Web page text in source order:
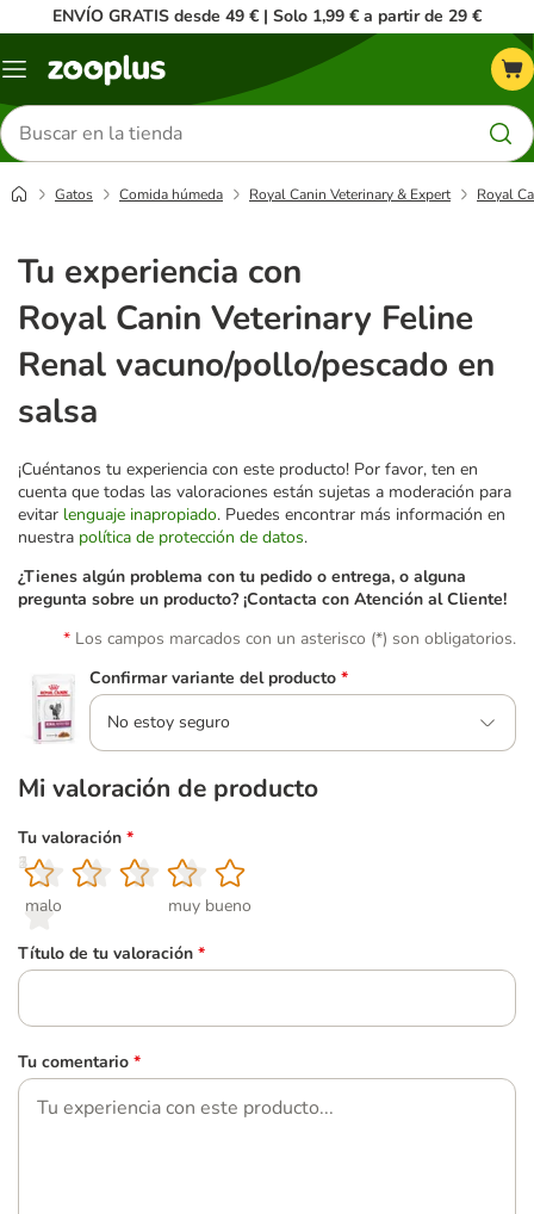
ENVÍO GRATIS desde 49 € | Solo 1,99 € a partir de 29 €
Menú
Buscar
productos
Gatos Comida húmeda Royal Canin Veterinary & Expert Royal
Tu experiencia con
Royal Canin Veterinary Feline
Renal vacuno/pollo/pescado en
salsa
¡Cuéntanos tu experiencia con este producto! Por favor, ten en
cuenta que todas las valoraciones están sujetas a moderación para
evitar lenguaje inapropiado. Puedes encontrar más información en
nuestra política de protección de datos.
¿Tienes algún problema con tu pedido o entrega, o alguna
pregunta sobre un producto? ¡Contacta con Atención al Cliente!
Los campos marcados con un asterisco (*) son obligatorios.
Confirmar variante del producto *
No estoy seguro
Mi valoración de producto
Tu valoración *
1
malo
2
3
4
5
muy bueno
Título de tu valoración *
Tu comentario *